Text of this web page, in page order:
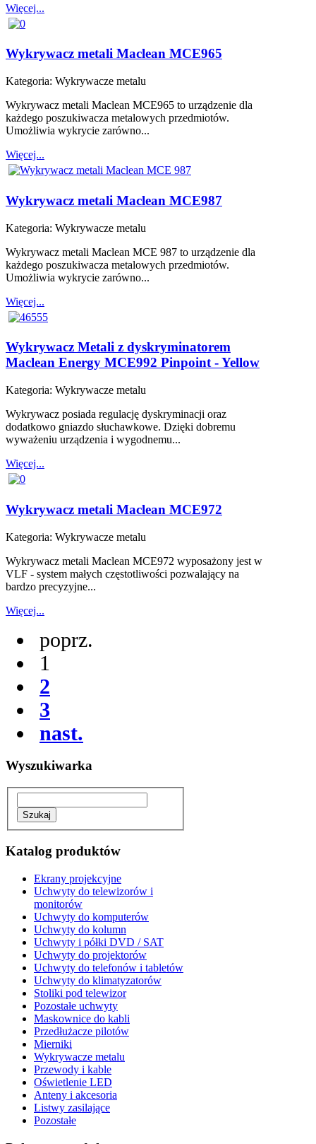
Więcej...
Wykrywacz metali Maclean MCE965
Kategoria: Wykrywacze metalu
Wykrywacz metali Maclean MCE965 to urządzenie dla
każdego poszukiwacza metalowych przedmiotów.
Umożliwia wykrycie zarówno...
Więcej...
Wykrywacz metali Maclean MCE987
Kategoria: Wykrywacze metalu
Wykrywacz metali Maclean MCE 987 to urządzenie dla
każdego poszukiwacza metalowych przedmiotów.
Umożliwia wykrycie zarówno...
Więcej...
Wykrywacz Metali z dyskryminatorem
Maclean Energy MCE992 Pinpoint - Yellow
Kategoria: Wykrywacze metalu
Wykrywacz posiada regulację dyskryminacji oraz
dodatkowo gniazdo słuchawkowe. Dzięki dobremu
wyważeniu urządzenia i wygodnemu...
Więcej...
Wykrywacz metali Maclean MCE972
Kategoria: Wykrywacze metalu
Wykrywacz metali Maclean MCE972 wyposażony jest w
VLF - system małych częstotliwości pozwalający na
bardzo precyzyjne...
Więcej...
poprz.
1
2
3
nast.
Wyszukiwarka
Katalog produktów
Ekrany projekcyjne
Uchwyty do telewizorów i
monitorów
Uchwyty do komputerów
Uchwyty do kolumn
Uchwyty i półki DVD / SAT
Uchwyty do projektorów
Uchwyty do telefonów i tabletów
Uchwyty do klimatyzatorów
Stoliki pod telewizor
Pozostałe uchwyty
Maskownice do kabli
Przedłużacze pilotów
Mierniki
Wykrywacze metalu
Przewody i kable
Oświetlenie LED
Anteny i akcesoria
Listwy zasilające
Pozostałe